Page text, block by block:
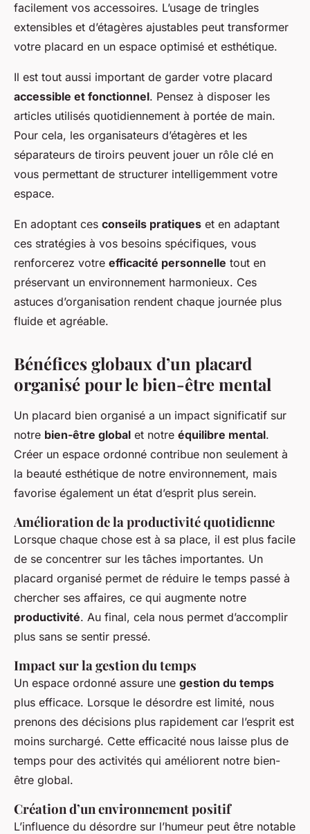
facilement vos accessoires. L’usage de tringles
extensibles et d’étagères ajustables peut transformer
votre placard en un espace optimisé et esthétique.
Il est tout aussi important de garder votre placard
accessible et fonctionnel. Pensez à disposer les
articles utilisés quotidiennement à portée de main.
Pour cela, les organisateurs d’étagères et les
séparateurs de tiroirs peuvent jouer un rôle clé en
vous permettant de structurer intelligemment votre
espace.
En adoptant ces conseils pratiques et en adaptant
ces stratégies à vos besoins spécifiques, vous
renforcerez votre efficacité personnelle tout en
préservant un environnement harmonieux. Ces
astuces d’organisation rendent chaque journée plus
fluide et agréable.
Bénéfices globaux d’un placard
organisé pour le bien-être mental
Un placard bien organisé a un impact significatif sur
notre bien-être global et notre équilibre mental.
Créer un espace ordonné contribue non seulement à
la beauté esthétique de notre environnement, mais
favorise également un état d’esprit plus serein.
Amélioration de la productivité quotidienne
Lorsque chaque chose est à sa place, il est plus facile
de se concentrer sur les tâches importantes. Un
placard organisé permet de réduire le temps passé à
chercher ses affaires, ce qui augmente notre
productivité. Au final, cela nous permet d’accomplir
plus sans se sentir pressé.
Impact sur la gestion du temps
Un espace ordonné assure une gestion du temps
plus efficace. Lorsque le désordre est limité, nous
prenons des décisions plus rapidement car l’esprit est
moins surchargé. Cette efficacité nous laisse plus de
temps pour des activités qui améliorent notre bien-
être global.
Création d’un environnement positif
L’influence du désordre sur l’humeur peut être notable